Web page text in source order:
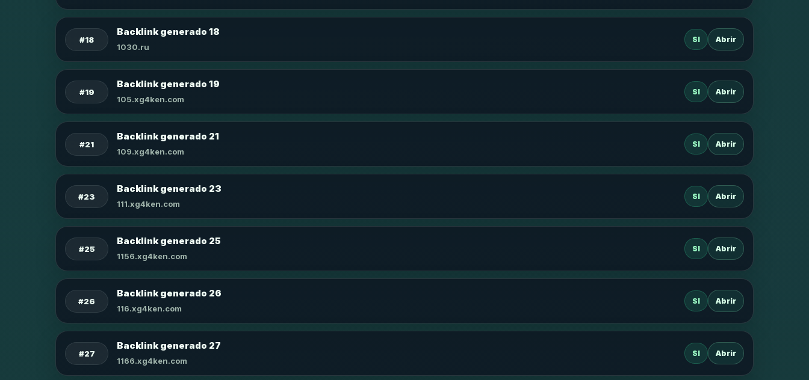
#18
Backlink generado 18
1030.ru
SI Abrir
#19
Backlink generado 19
105.xg4ken.com
SI Abrir
#21
Backlink generado 21
109.xg4ken.com
SI Abrir
#23
Backlink generado 23
111.xg4ken.com
SI Abrir
#25
Backlink generado 25
1156.xg4ken.com
SI Abrir
#26
Backlink generado 26
116.xg4ken.com
SI Abrir
#27
Backlink generado 27
1166.xg4ken.com
SI Abrir